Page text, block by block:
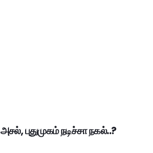
புதுமுகம் நடிச்சா நகல்..?